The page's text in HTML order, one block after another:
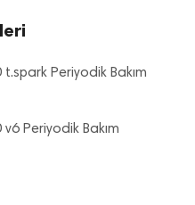
Periyodik Bakım
Periyodik Bakım